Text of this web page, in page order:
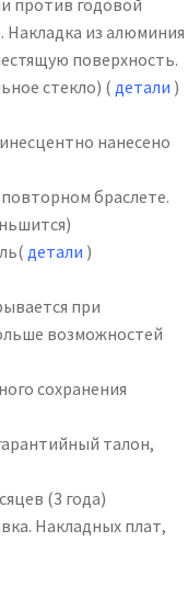
против годовой
Накладка из алюминия
поверхность.
стекло) (детали )
нанесено
браслете.
детали )
при
возможностей
сохранения
талон,
(3 года)
Накладных плат,